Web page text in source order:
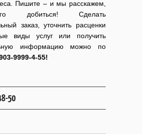
Пишите – и мы расскажем,
добиться! Сделать
заказ, уточнить расценки
виды услуг или получить
информацию можно по
9999-4-55!
50